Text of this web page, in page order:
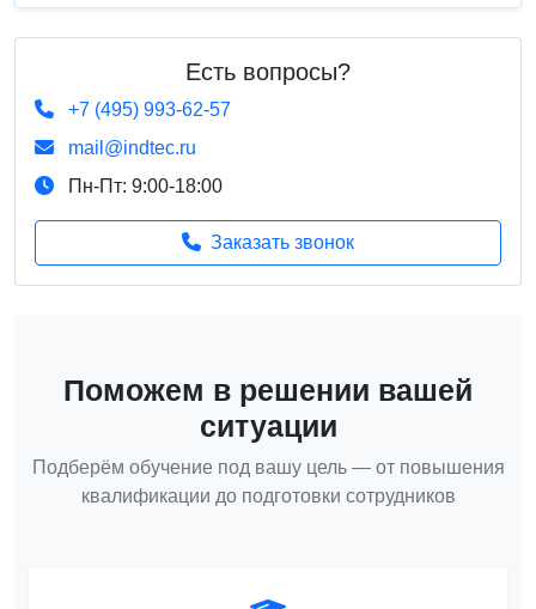
Есть вопросы?
+7 (495) 993-62-57
mail@indtec.ru
Пн-Пт: 9:00-18:00
Заказать звонок
Поможем в решении вашей
ситуации
Подберём обучение под вашу цель — от повышения
квалификации до подготовки сотрудников